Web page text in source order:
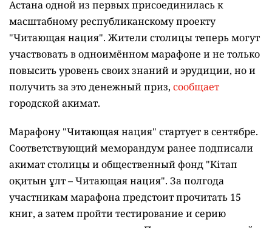
Астана одной из первых присоединилась к
масштабному республиканскому проекту
"Читающая нация". Жители столицы теперь могут
участвовать в одноимённом марафоне и не только
повысить уровень своих знаний и эрудиции, но и
получить за это денежный приз, сообщает
городской акимат.
Марафону "Читающая нация" стартует в сентябре.
Соответствующий меморандум ранее подписали
акимат столицы и общественный фонд "Кітап
оқитын ұлт – Читающая нация". За полгода
участникам марафона предстоит прочитать 15
книг, а затем пройти тестирование и серию